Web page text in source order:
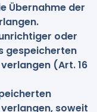
Übernahme der
oder
gespeicherten
(Art. 16
soweit